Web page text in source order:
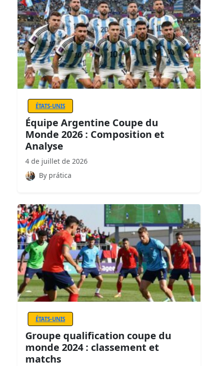
ÉTATS-UNIS
Équipe Argentine Coupe du
Monde 2026 : Composition et
Analyse
4 de juillet de 2026
By prática
ÉTATS-UNIS
Groupe qualification coupe du
monde 2024 : classement et
matchs